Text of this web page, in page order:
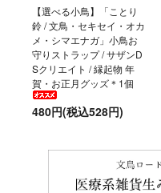
【選べる小鳥】「ことり
鈴 / 文鳥・セキセイ・オカ
メ・シマエナガ」小鳥お
守りストラップ / サザンD
Sクリエイト / 縁起物 年
賀・お正月グッズ＊1個
480円(税込528円)